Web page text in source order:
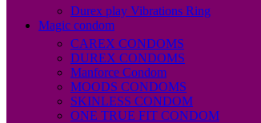
Durex play Vibrations Ring
Magic condom
CAREX CONDOMS
DUREX CONDOMS
Manforce Condom
MOODS CONDOMS
SKINLESS CONDOM
ONE TRUE FIT CONDOM